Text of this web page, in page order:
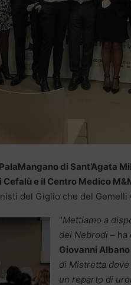
di Sant’Agata
e il Centro Medico
del Giglio che del
“Mettiamo a
dei Nebrodi – ha
Giovanni Albano
di Mistretta
un reparto di